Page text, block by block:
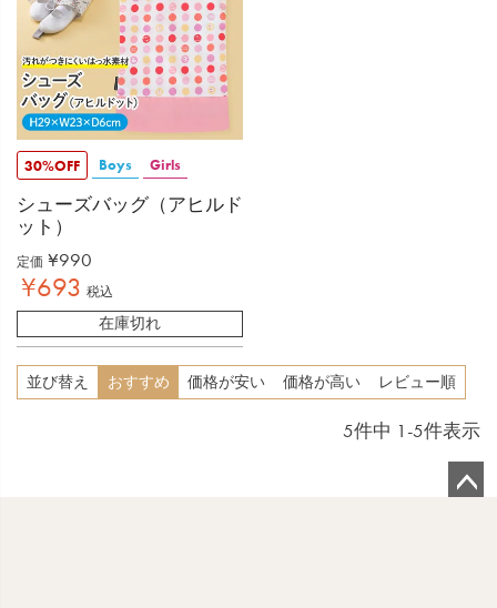
30%OFF Boys Girls
シューズバッグ（アヒルド
ット）
定価 ¥990
¥693 税込
在庫切れ
並び替え おすすめ 価格が安い 価格が高い レビュー順
5件中 1 -5件表示